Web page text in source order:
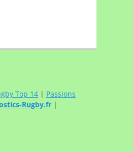
Top 14 | Passions
Rugby.fr |